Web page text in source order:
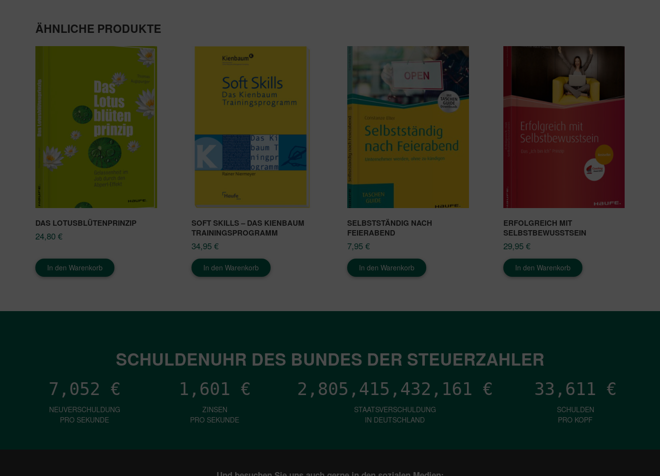
ÄHNLICHE PRODUKTE
DAS LOTUSBLÜTENPRINZIP
24,80 €
In den Warenkorb
SOFT SKILLS – DAS KIENBAUM
TRAININGSPROGRAMM
34,95 €
In den Warenkorb
SELBSTSTÄNDIG NACH
FEIERABEND
7,95 €
In den Warenkorb
ERFOLGREICH MIT
SELBSTBEWUSSTSEIN
29,95 €
In den Warenkorb
SCHULDENUHR DES BUNDES DER STEUERZAHLER
7,052 €
NEUVERSCHULDUNG
PRO SEKUNDE
1,601 €
ZINSEN
PRO SEKUNDE
2,805,415,437,669 €
STAATSVERSCHULDUNG
IN DEUTSCHLAND
33,611 €
SCHULDEN
PRO KOPF